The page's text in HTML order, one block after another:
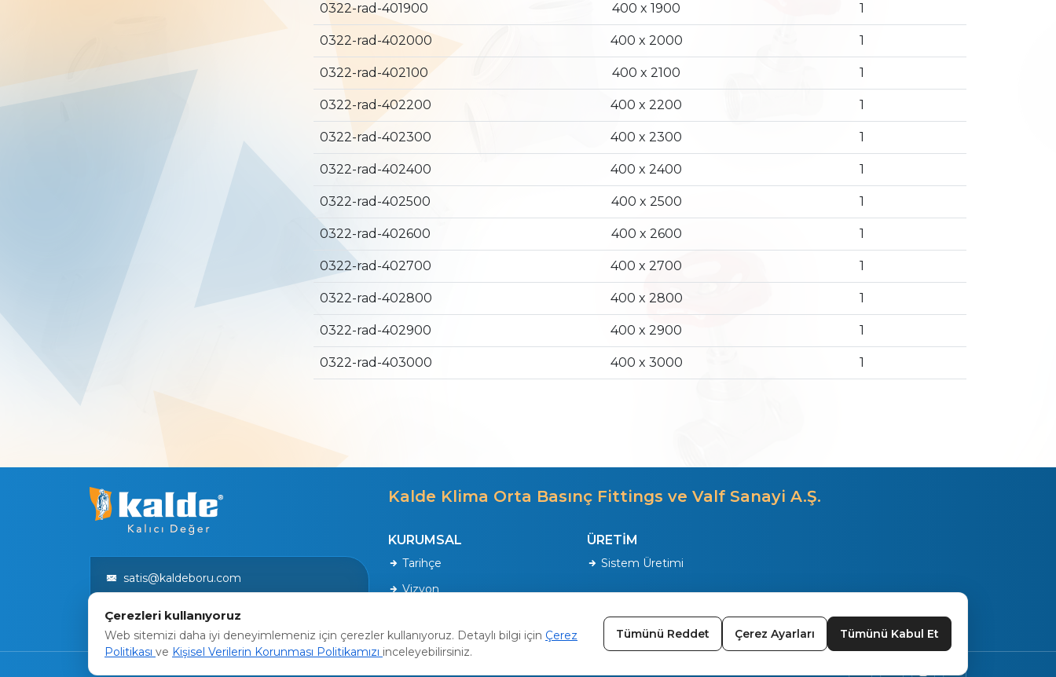
0322-rad-401900 400 x 1900 1
0322-rad-402000 400 x 2000 1
0322-rad-402100 400 x 2100 1
0322-rad-402200 400 x 2200 1
0322-rad-402300 400 x 2300 1
0322-rad-402400 400 x 2400 1
0322-rad-402500 400 x 2500 1
0322-rad-402600 400 x 2600 1
0322-rad-402700 400 x 2700 1
0322-rad-402800 400 x 2800 1
0322-rad-402900 400 x 2900 1
0322-rad-403000 400 x 3000 1
satis@kaldeboru.com
Kalde Klima Orta Basınç Fittings ve Valf Sanayi A.Ş.
KURUMSAL
Tarihçe
Vizyon
ÜRETİM
Sistem Üretimi
Web Tasarım :
Çerezleri kullanıyoruz
Web sitemizi daha iyi deneyimlemeniz için çerezler kullanıyoruz. Detaylı bilgi için Çerez
Politikası ve Kişisel Verilerin Korunması Politikamızı inceleyebilirsiniz.
Tümünü Reddet Çerez Ayarları Tümünü Kabul Et